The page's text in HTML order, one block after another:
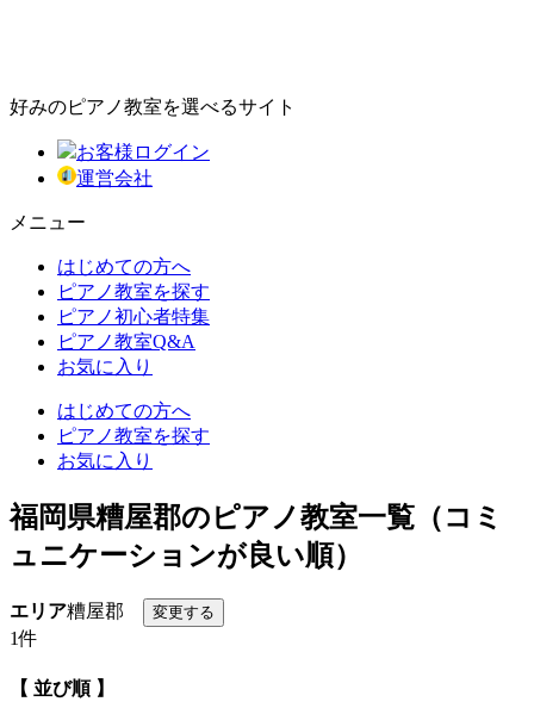
好みのピアノ教室を選べるサイト
お客様ログイン
運営会社
メニュー
はじめての方へ
ピアノ教室を探す
ピアノ初心者特集
ピアノ教室Q&A
お気に入り
はじめての方へ
ピアノ教室を探す
お気に入り
福岡県糟屋郡のピアノ教室一覧（コミ
ュニケーションが良い順）
エリア糟屋郡
1件
【 並び順 】